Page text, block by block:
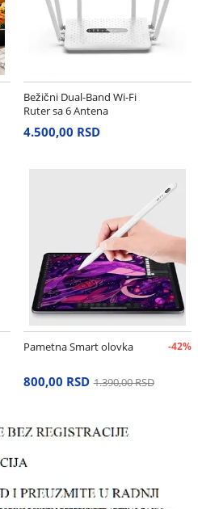
Bežični Dual-Band Wi-Fi
Ruter sa 6 Antena
4.500,00 RSD
Pametna Smart olovka -42%
800,00 RSD 1.390,00 RSD